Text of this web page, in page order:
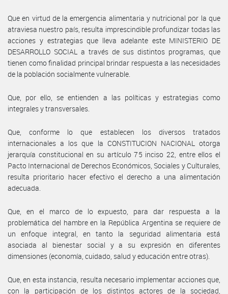
Que en virtud de la emergencia alimentaria y nutricional por la que
atraviesa nuestro país, resulta imprescindible profundizar todas las
acciones y estrategias que lleva adelante este MINISTERIO DE
DESARROLLO SOCIAL a través de sus distintos programas, que
tienen como finalidad principal brindar respuesta a las necesidades
de la población socialmente vulnerable.
Que, por ello, se entienden a las políticas y estrategias como
integrales y transversales.
Que, conforme lo que establecen los diversos tratados
internacionales a los que la CONSTITUCION NACIONAL otorga
jerarquía constitucional en su artículo 75 inciso 22, entre ellos el
Pacto Internacional de Derechos Económicos, Sociales y Culturales,
resulta prioritario hacer efectivo el derecho a una alimentación
adecuada.
Que, en el marco de lo expuesto, para dar respuesta a la
problemática del hambre en la República Argentina se requiere de
un enfoque integral, en tanto la seguridad alimentaria está
asociada al bienestar social y a su expresión en diferentes
dimensiones (economía, cuidado, salud y educación entre otras).
Que, en esta instancia, resulta necesario implementar acciones que,
con la participación de los distintos actores de la sociedad,